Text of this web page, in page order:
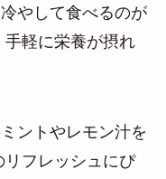
やして食べるのが
軽に栄養が摂れ
ントやレモン汁を
フレッシュにぴ